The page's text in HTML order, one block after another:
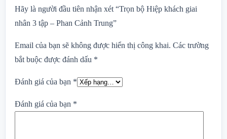
Hãy là người đầu tiên nhận xét “Trọn bộ Hiệp khách giai
nhân 3 tập – Phan Cảnh Trung”
Email của bạn sẽ không được hiển thị công khai. Các trường
bắt buộc được đánh dấu *
Đánh giá của bạn *
Đánh giá của bạn *